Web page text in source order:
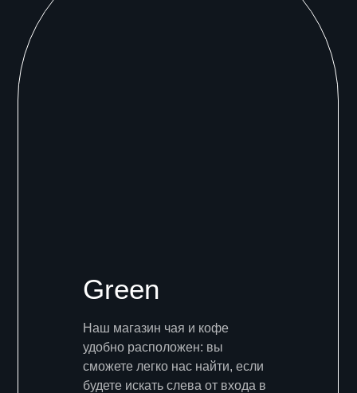
Наш магазин чая и кофе
удобно расположен: вы
сможете легко нас найти, если
будете искать слева от входа в
Green